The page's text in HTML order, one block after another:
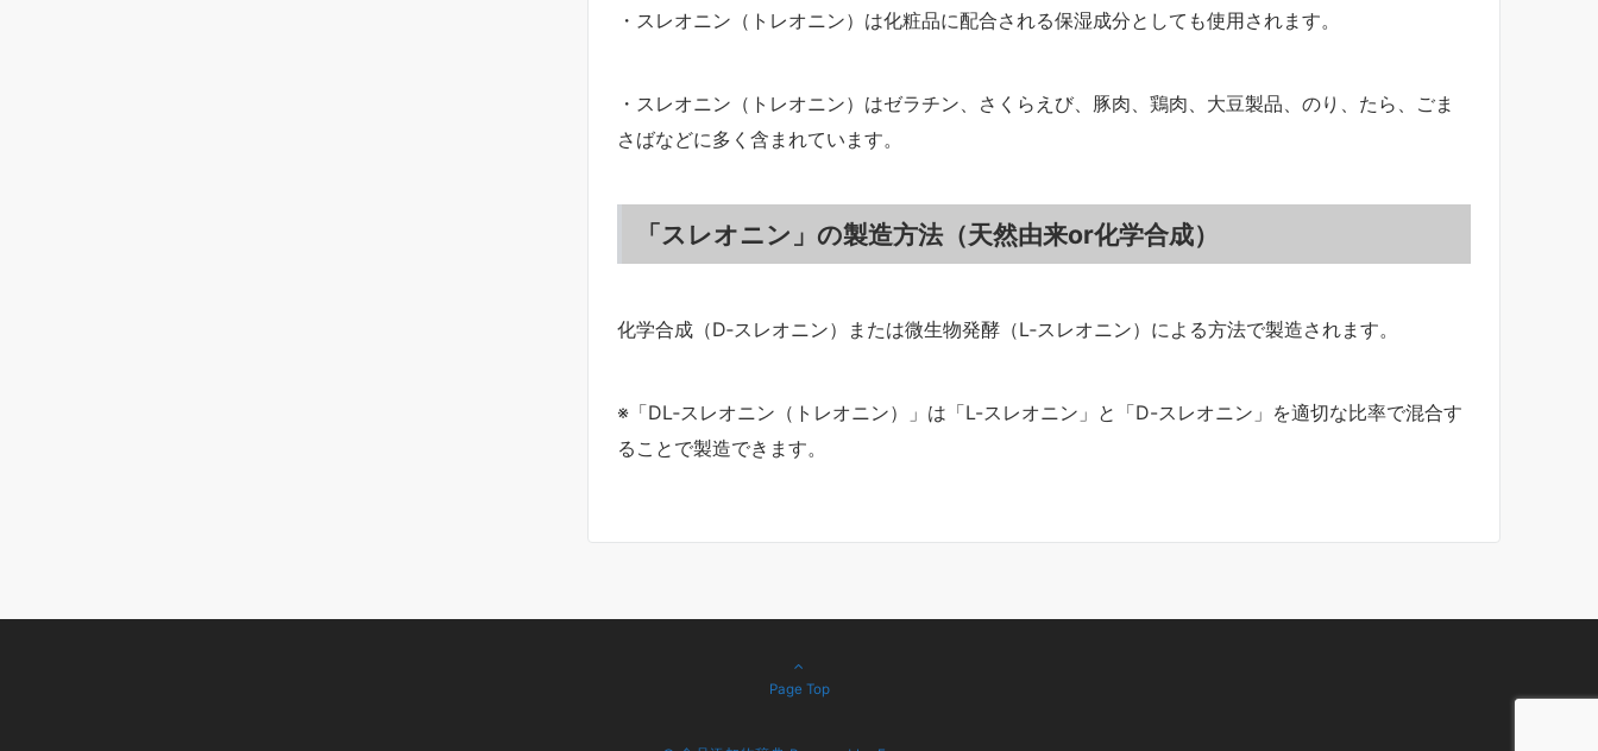
・スレオニン（トレオニン）は化粧品に配合される保湿成分としても使用されます。
・スレオニン（トレオニン）はゼラチン、さくらえび、豚肉、鶏肉、大豆製品、のり、たら、ごま
さばなどに多く含まれています。
「スレオニン」の製造方法（天然由来or化学合成）
化学合成（D‐スレオニン）または微生物発酵（L‐スレオニン）による方法で製造されます。
※「DL‐スレオニン（トレオニン）」は「L-スレオニン」と「D-スレオニン」を適切な比率で混合す
ることで製造できます。
Page Top